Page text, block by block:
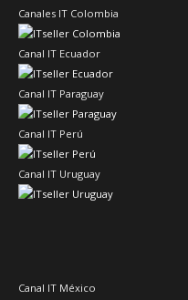
Canales IT Colombia
Canal IT Ecuador
Canal IT Paraguay
Canal IT Perú
Canal IT Uruguay
Canal IT México